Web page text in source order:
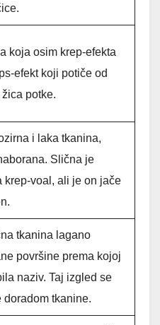
koja osim krep-efekta
efekt koji potiče od
potke.
i laka tkanina,
Slična je
krep-voal, ali je on jače
tkanina lagano
površine prema kojoj
naziv. Taj izgled se
doradom tkanine.